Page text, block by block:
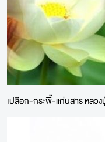
เปลือก-กระพี้-แก่นสาร หลวง